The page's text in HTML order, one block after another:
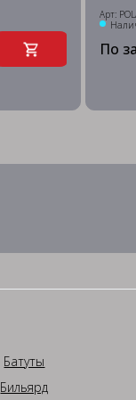
Арт:
По
Батуты
Бильярд